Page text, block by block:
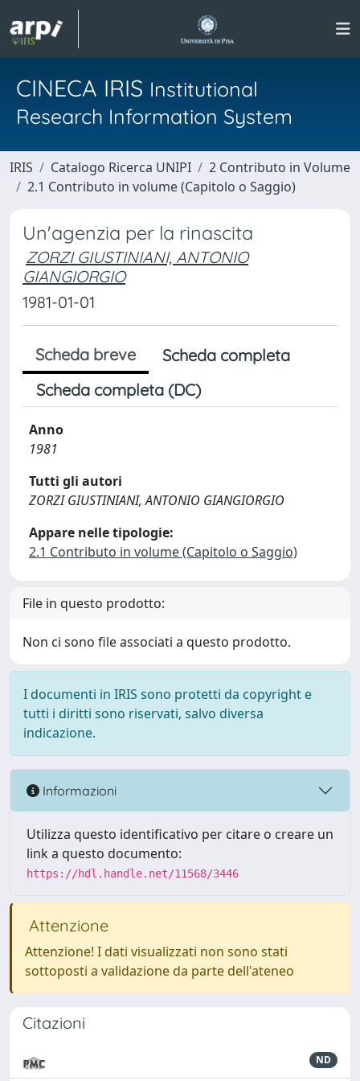
CINECA IRIS Institutional
Research Information System
IRIS Catalogo Ricerca UNIPI
2 Contributo in Volume
2.1 Contributo in volume (Capitolo o Saggio)
Un'agenzia per la rinascita
ZORZI GIUSTINIANI, ANTONIO
GIANGIORGIO
1981-01-01
Scheda breve
Scheda completa
Scheda completa (DC)
Anno
1981
Tutti gli autori
ZORZI GIUSTINIANI, ANTONIO GIANGIORGIO
Appare nelle tipologie:
2.1 Contributo in volume (Capitolo o Saggio)
File in questo prodotto:
Non ci sono file associati a questo prodotto.
I documenti in IRIS sono protetti da copyright e
tutti i diritti sono riservati, salvo diversa
indicazione.
Informazioni
Utilizza questo identificativo per citare o creare un
link a questo documento:
https://hdl.handle.net/11568/3446
Attenzione
Attenzione! I dati visualizzati non sono stati
sottoposti a validazione da parte dell'ateneo
Citazioni
ND